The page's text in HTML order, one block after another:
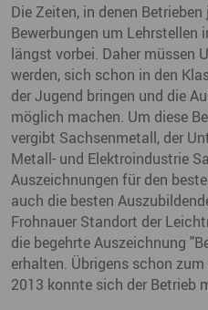
Die Zeiten, in denen
Bewerbungen um Lehrstellen
längst vorbei. Daher müssen
werden, sich schon in den
der Jugend bringen und die
möglich machen. Um diese
vergibt Sachsenmetall, der
Metall- und Elektroindustrie
Auszeichnungen für den
auch die besten
Frohnauer Standort der
die begehrte Auszeichnung
erhalten. Übrigens schon
2013 konnte sich der Betrieb